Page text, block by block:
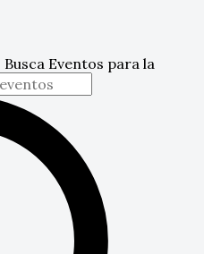
Eventos para la